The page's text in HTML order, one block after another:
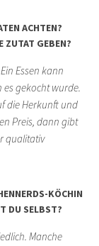
ACHTEN?
ZUTAT GEBEN?
Essen kann
gekocht wurde.
die Herkunft und
Preis, dann gibt
qualitativ
KÖCHIN
DU SELBST?
Manche